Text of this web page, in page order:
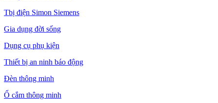
Tbị điện Simon Siemens
Gia dụng đời sống
Dụng cụ phụ kiện
Thiết bị an ninh báo động
Đèn thông minh
Ổ cắm thông minh